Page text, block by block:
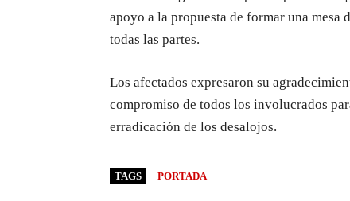
apoyo a la propuesta de formar una
todas las partes.
Los afectados expresaron su
compromiso de todos los involucrados
erradicación de los desalojos.
TAGS PORTADA